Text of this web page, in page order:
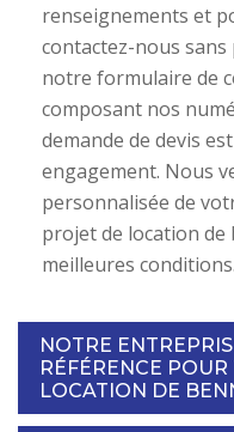
renseignements et
contactez-nous
notre formulaire de
composant nos
demande de devis
engagement. Nous
personnalisée de
projet de location de
meilleures conditions.
NOTRE
RÉFÉRENCE
LOCATION DE